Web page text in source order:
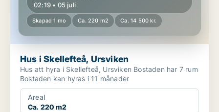
02:19 • 05 juli
Skapad 1 mo Ca. 220 m2 Ca. 14 500 kr.
Hus i Skellefteå, Ursviken
Hus att hyra i Skellefteå, Ursviken Bostaden har 7 rum
Bostaden kan hyras i 11 månader
Areal
Ca. 220 m2